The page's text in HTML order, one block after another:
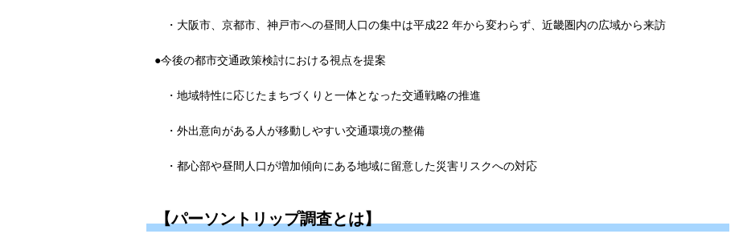
・大阪市、京都市、神戸市への昼間人口の集中は平成22 年から変わらず、近畿圏内の広域から来訪
●今後の都市交通政策検討における視点を提案
・地域特性に応じたまちづくりと一体となった交通戦略の推進
・外出意向がある人が移動しやすい交通環境の整備
・都心部や昼間人口が増加傾向にある地域に留意した災害リスクへの対応
【パーソントリップ調査とは】